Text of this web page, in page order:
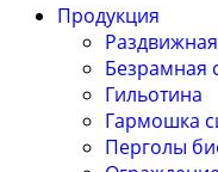
Продукция
Безрамная
Гильотина
Гармошка
Перголы